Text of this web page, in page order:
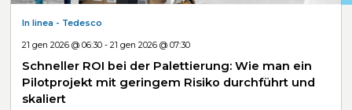
In linea - Tedesco
21 gen 2026 @ 06:30 - 21 gen 2026 @ 07:30
Schneller ROI bei der Palettierung: Wie man ein
Pilotprojekt mit geringem Risiko durchführt und
skaliert